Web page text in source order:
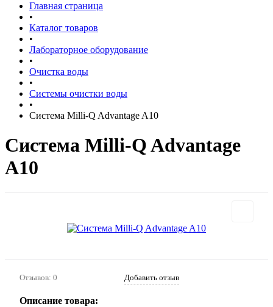
Главная страница
•
Каталог товаров
•
Лабораторное оборудование
•
Очистка воды
•
Системы очистки воды
•
Система Milli-Q Advantage A10
Система Milli-Q Advantage
A10
Отзывов: 0 Добавить отзыв
Описание товара: